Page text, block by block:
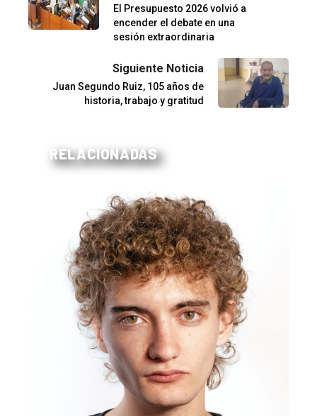
El Presupuesto 2026 volvió a
encender el debate en una
sesión extraordinaria
Siguiente Noticia
Juan Segundo Ruiz, 105 años de
historia, trabajo y gratitud
RELACIONADAS